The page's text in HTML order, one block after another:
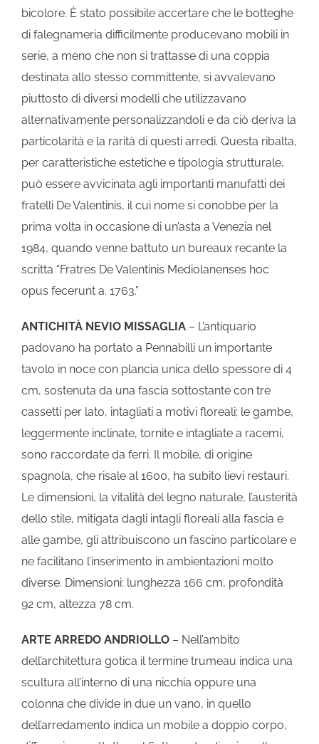
bicolore. È stato possibile accertare che le botteghe
di falegnameria difficilmente producevano mobili in
serie, a meno che non si trattasse di una coppia
destinata allo stesso committente, si avvalevano
piuttosto di diversi modelli che utilizzavano
alternativamente personalizzandoli e da ciò deriva la
particolarità e la rarità di questi arredi. Questa ribalta,
per caratteristiche estetiche e tipologia strutturale,
può essere avvicinata agli importanti manufatti dei
fratelli De Valentinis, il cui nome si conobbe per la
prima volta in occasione di un’asta a Venezia nel
1984, quando venne battuto un bureaux recante la
scritta “Fratres De Valentinis Mediolanenses hoc
opus fecerunt a. 1763.”
ANTICHITÀ NEVIO MISSAGLIA– L’antiquario
padovano ha portato a Pennabilli un importante
tavolo in noce con plancia unica dello spessore di 4
cm, sostenuta da una fascia sottostante con tre
cassetti per lato, intagliati a motivi floreali; le gambe,
leggermente inclinate, tornite e intagliate a racemi,
sono raccordate da ferri. Il mobile, di origine
spagnola, che risale al 1600, ha subito lievi restauri.
Le dimensioni, la vitalità del legno naturale, l’austerità
dello stile, mitigata dagli intagli floreali alla fascia e
alle gambe, gli attribuiscono un fascino particolare e
ne facilitano l’inserimento in ambientazioni molto
diverse. Dimensioni: lunghezza 166 cm, profondità
92 cm, altezza 78 cm.
ARTE ARREDO ANDRIOLLO– Nell’ambito
dell’architettura gotica il termine trumeau indica una
scultura all’interno di una nicchia oppure una
colonna che divide in due un vano, in quello
dell’arredamento indica un mobile a doppio corpo,